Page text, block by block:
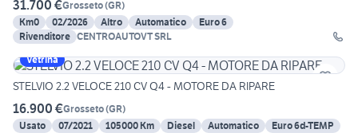
31.700 €Grosseto(GR)
Km0
02/2026 Altro Automatico
Euro 6
Rivenditore CENTROAUTOVT SRL
Vetrina
STELVIO 2.2 VELOCE 210 CV Q4 - MOTORE DA RIPARE
16.900 €Grosseto(GR)
Usato
07/2021 105000 Km Diesel Automatico
Euro 6d-TEMP